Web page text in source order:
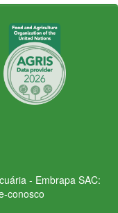
- Embrapa SAC:
conosco